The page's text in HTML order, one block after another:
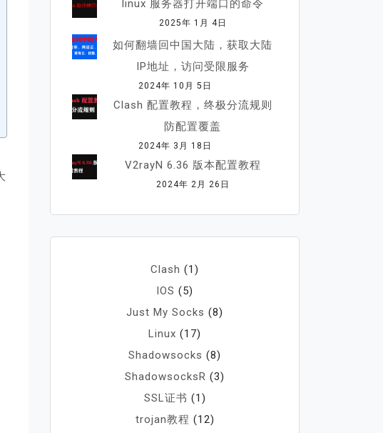
linux 服务器打开端口的命令
2025年 1月 4日
如何翻墙回中国大陆，获取大陆
IP地址，访问受限服务
2024年 10月 5日
Clash 配置教程，终极分流规则
防配置覆盖
2024年 3月 18日
V2rayN 6.36 版本配置教程
2024年 2月 26日
Clash (1)
IOS (5)
Just My Socks (8)
Linux (17)
Shadowsocks (8)
ShadowsocksR (3)
SSL证书 (1)
trojan教程 (12)